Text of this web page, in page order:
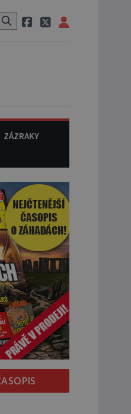
městečko Oakville se z
ZÁZRAKY